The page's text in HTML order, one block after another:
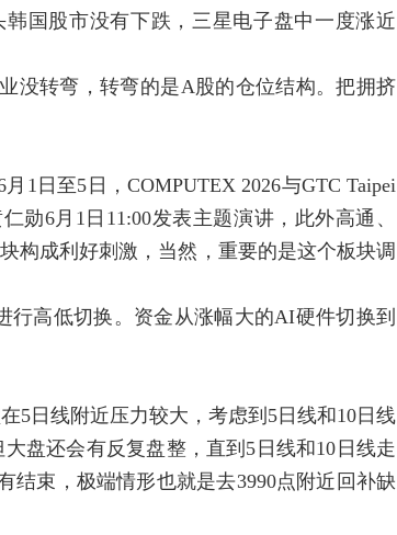
国股市没有下跌，三星电子盘中一度涨近
转弯，转弯的是A股的仓位结构。把拥挤
日至5日，COMPUTEX 2026与GTC Taipei
勋6月1日11:00发表主题演讲，此外高通、
构成利好刺激，当然，重要的是这个板块调
高低切换。资金从涨幅大的AI硬件切换到
日线附近压力较大，考虑到5日线和10日线
盘还会有反复盘整，直到5日线和10日线走
结束，极端情形也就是去3990点附近回补缺